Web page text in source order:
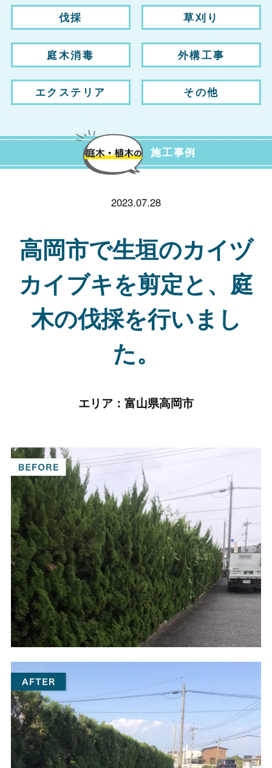
伐採 草刈り
庭木消毒 外構工事
エクステリア その他
施工事例
2023.07.28
高岡市で生垣のカイヅ
カイブキを剪定と、庭
木の伐採を行いまし
た。
エリア： 富山県高岡市